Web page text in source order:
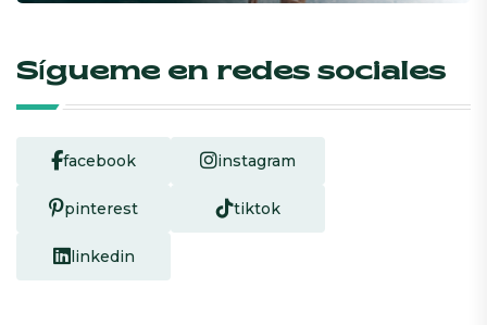
Sígueme en redes sociales
facebook instagram
pinterest tiktok
linkedin